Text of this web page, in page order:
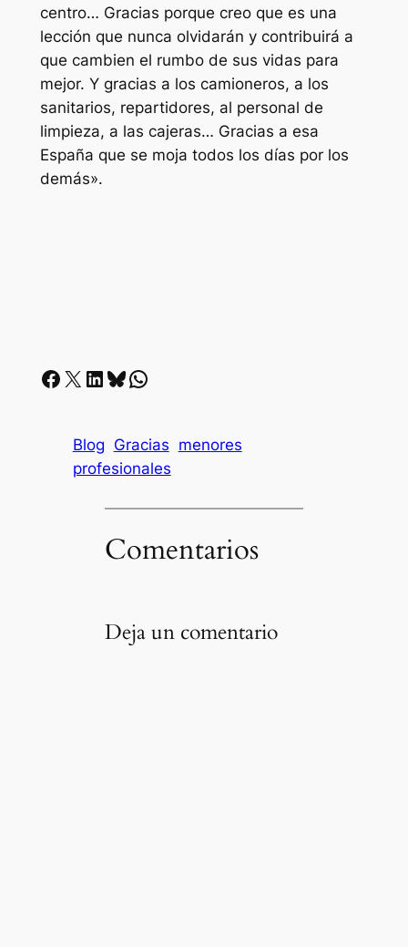
centro… Gracias porque creo que es una
lección que nunca olvidarán y contribuirá a
que cambien el rumbo de sus vidas para
mejor. Y gracias a los camioneros, a los
sanitarios, repartidores, al personal de
limpieza, a las cajeras… Gracias a esa
España que se moja todos los días por los
demás».
Facebook X LinkedIn Bluesky Whatsapp
Blog Gracias menores
profesionales
Comentarios
Deja un comentario